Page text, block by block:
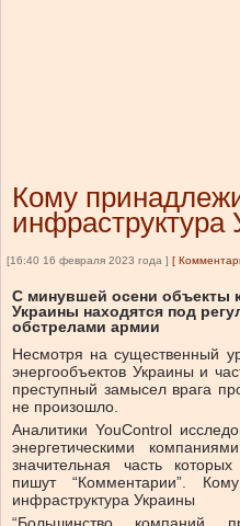
Кому
инфраструктура
[16:40 16 февраля 2023 года ] [
С минувшей осени объекты
Украины находятся под
обстрелами армии
Несмотря на существенный
энергообъектов Украины и
преступный замысел врага
не произошло.
Аналитики YouControl
энергетическими
значительная часть
пишут “Комментарии”.
инфраструктура Украины